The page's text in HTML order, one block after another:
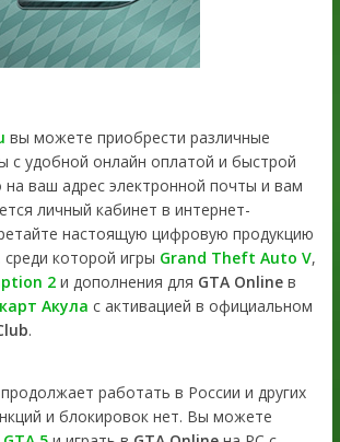
вы можете приобрести различные
с удобной онлайн оплатой и быстрой
на ваш адрес электронной почты и вам
личный кабинет в интернет-
настоящую цифровую продукцию
среди которой игры Grand Theft Auto V,
2и дополнения для GTA Onlineв
карт Акула с активацией в официальном
.
работать в России и других
и блокировок нет. Вы можете